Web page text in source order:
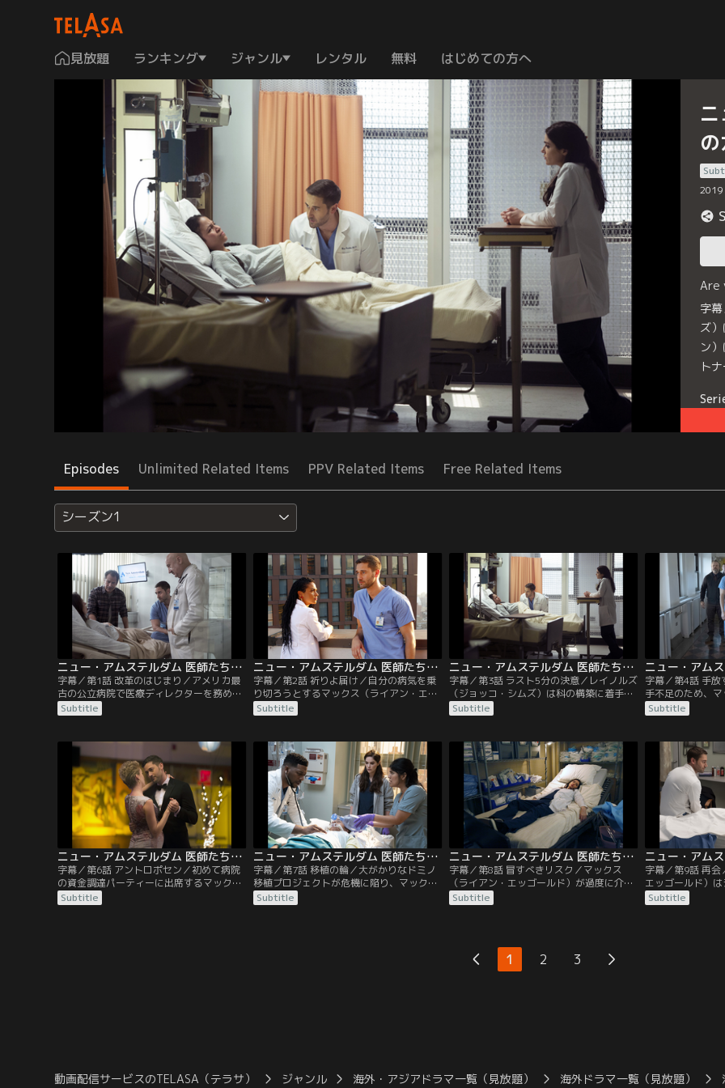
見放題 ランキング ジャンル レンタル 無料 はじめての方へ
2019
Are
字
ズ
ン
ト
Episodes Unlimited Related Items PPV Related Items Free Related Items
シーズン1
ニュー・アムステルダム 医師たちのカルテ シーズン1 第01話／字幕
字幕／第1話 改革のはじまり／アメリカ最
古の公立病院で医療ディレクターを務めた
人物の実体験をもとにした、人々の心をゆ
さぶる感動的な医療ドラマ。主人公は才気
ィン（ライアン・エッゴールド）。彼は最
高のケアを最も必要とする人々へとどける
べく、破綻した体制の改革に乗り出す。
Subtitle
ニュー・アムステルダム 医師たちのカルテ シーズン1 第02話／字幕
字幕／第2話 祈りよ届け／自分の病気を乗
り切ろうとするマックス（ライアン・エッ
ゴールド）にシャープ医師（フリーマ・ア
ジェマン）は計画を立てるよう勧める。
Subtitle
ニュー・アムステルダム 医師たちのカルテ シーズン1 第03話／字幕
字幕／第3話 ラスト5分の決意／レイノルズ
（ジョッコ・シムズ）は科の構築に着手。
シャープ医師（フリーマ・アジェマン）は
ある患者の保護者（※原音「両親」ですが
労する。
Subtitle
字幕／第4話 手
手不足のため、
ゴールド）はニ
者を引き受ける
Subtitle
ニュー・アムステルダム 医師たちのカルテ シーズン1 第06話／字幕
字幕／第6話 アントロポセン／初めて病院
の資金調達パーティーに出席するマックス
（ライアン・エッゴールド）にプレッシャ
ーがのしかかる。そして何人かの医師たち
Subtitle
ニュー・アムステルダム 医師たちのカルテ シーズン1 第07話／字幕
字幕／第7話 移植の輪／大がかりなドミノ
移植プロジェクトが危機に陥り、マックス
（ライアン・エッゴールド）は自分の病気
に対処しつつ病院にとどまるべきか決断を
Subtitle
ニュー・アムステルダム 医師たちのカルテ シーズン1 第08話／字幕
字幕／第8話 冒すべきリスク／マックス
（ライアン・エッゴールド）が過度に介入
したため、患者の治療計画が予想外の展開
を見せる。
Subtitle
字幕／第9話 再
エッゴールド）
マ・アジェマン
治療を受けるこ
Subtitle
1 2 3
動画配信サービスのTELASA（テラサ） ジャンル 海外・アジアドラマ一覧（見放題） 海外ドラマ一覧（見放題）